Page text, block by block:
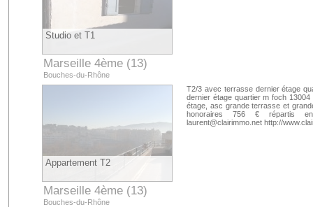
Studio et T1
Marseille 4ème (13)
Bouches-du-Rhône
Appartement T2
Marseille 4ème (13)
Bouches-du-Rhône
T2/3 avec terrasse dernier étage
dernier étage quartier m foch
étage, asc grande terrasse et
honoraires 756 € répartis
laurent@clairimmo.net http://